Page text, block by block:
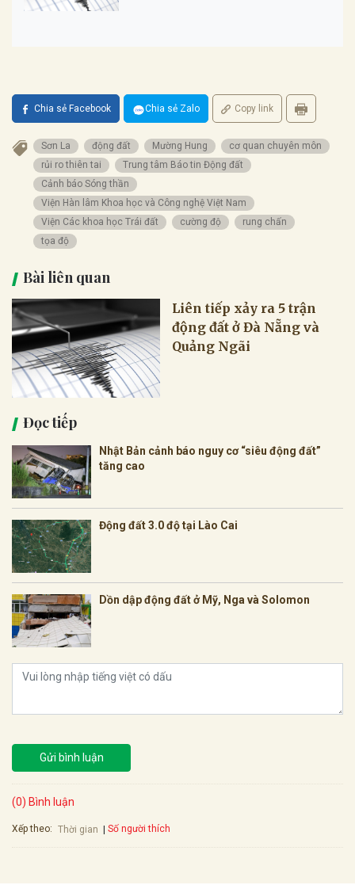
Chia sẻ Facebook Chia sẻ Zalo Copy link
Sơn La động đất Mường Hung
cơ quan chuyên môn
rủi ro thiên tai
Trung tâm Báo tin Động đất
Cảnh báo Sóng thần
Viện Hàn lâm Khoa học và Công nghệ Việt Nam
Viện Các khoa học Trái đất
cường độ
rung chấn
tọa độ
Bài liên quan
Liên tiếp xảy ra 5 trận
động đất ở Đà Nẵng và
Quảng Ngãi
Đọc tiếp
Nhật Bản cảnh báo nguy cơ “siêu động đất”
tăng cao
Động đất 3.0 độ tại Lào Cai
Dồn dập động đất ở Mỹ, Nga và Solomon
Gửi bình luận
(0) Bình luận
Xếp theo: Thời gian Số người thích